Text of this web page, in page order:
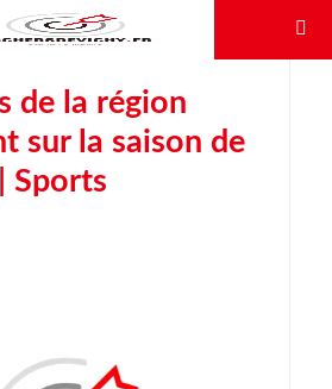
de la région
sur la saison de
Sports